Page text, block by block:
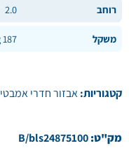
רוחב 2.0
משקל 187 g
קטגוריות:אבזור חדרי אמבטיה
מק"ט:B/bls24875100